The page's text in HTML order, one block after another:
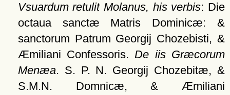
Vsuardum retulit Molanus, his verbis: Die
octaua sanctæ Matris Dominicæ: &
sanctorum Patrum Georgij Chozebisti, &
Æmiliani Confessoris.De iis Græcorum
Menæa. S. P. N. Georgij Chozebitæ, &
S.M.N. Domnicæ, & Æmiliani